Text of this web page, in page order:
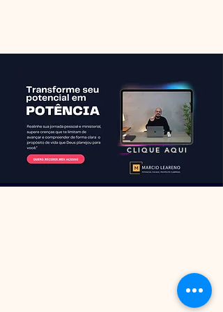
CLIQUE AQUI